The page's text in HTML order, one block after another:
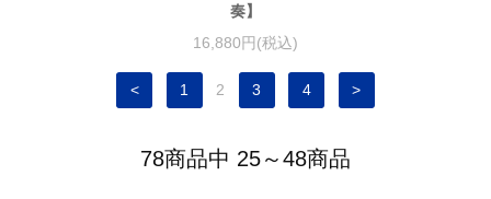
奏】
16,880円(税込)
< 1 2 3 4 >
78商品中 25～48商品